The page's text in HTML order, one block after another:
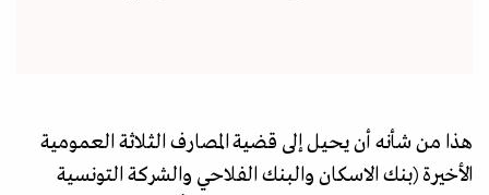
هذا من شأنه أن يحيل إلى قضية المصارف الثلاثة العمومية
الأخيرة (بنك الاسكان والبنك الفلاحي والشركة التونسية